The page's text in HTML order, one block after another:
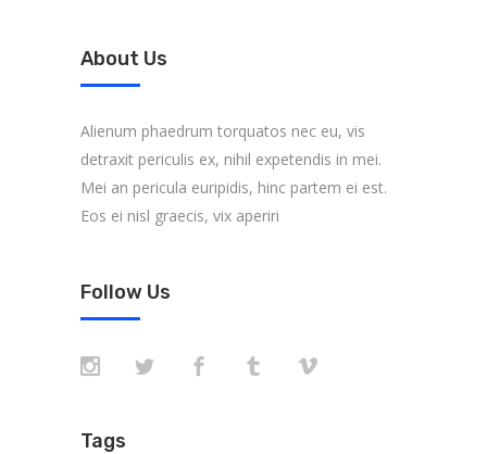
About Us
Alienum phaedrum torquatos nec eu, vis
detraxit periculis ex, nihil expetendis in mei.
Mei an pericula euripidis, hinc partem ei est.
Eos ei nisl graecis, vix aperiri
Follow Us
Tags